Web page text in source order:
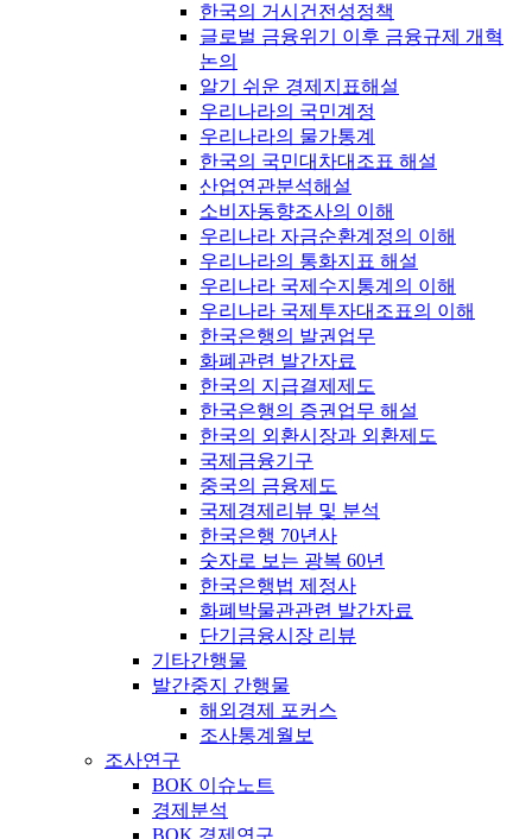
한국의 거시건전성정책
글로벌 금융위기 이후 금융규제 개혁
논의
알기 쉬운 경제지표해설
우리나라의 국민계정
우리나라의 물가통계
한국의 국민대차대조표 해설
산업연관분석해설
소비자동향조사의 이해
우리나라 자금순환계정의 이해
우리나라의 통화지표 해설
우리나라 국제수지통계의 이해
우리나라 국제투자대조표의 이해
한국은행의 발권업무
화폐관련 발간자료
한국의 지급결제제도
한국은행의 증권업무 해설
한국의 외환시장과 외환제도
국제금융기구
중국의 금융제도
국제경제리뷰 및 분석
한국은행 70년사
숫자로 보는 광복 60년
한국은행법 제정사
화폐박물관관련 발간자료
단기금융시장 리뷰
기타간행물
발간중지 간행물
해외경제 포커스
조사통계월보
조사연구
BOK 이슈노트
경제분석